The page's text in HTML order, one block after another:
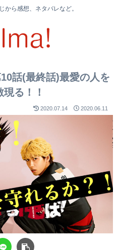
から感想、ネタバレなど。
話(最終話)最愛の人を
る！！
2020.07.14 2020.06.11